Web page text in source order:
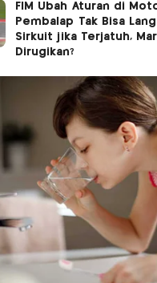
FIM Ubah Aturan di
Pembalap Tak Bisa
Sirkuit jika Terjatuh,
Dirugikan?